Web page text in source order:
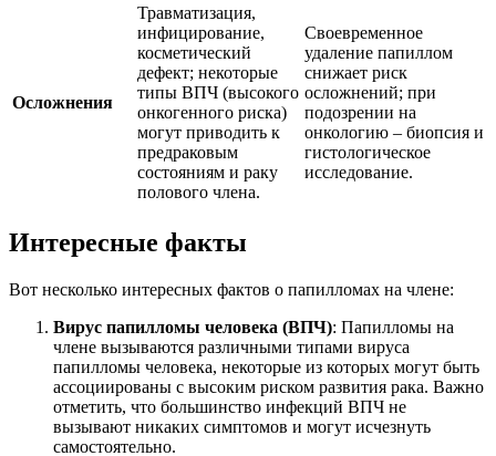
Осложнения
Травматизация,
инфицирование,
косметический
дефект; некоторые
типы ВПЧ (высокого
онкогенного риска)
могут приводить к
предраковым
состояниям и раку
полового члена.
Своевременное
удаление папиллом
снижает риск
осложнений; при
подозрении на
онкологию – биопсия и
гистологическое
исследование.
Интересные факты
Вот несколько интересных фактов о папилломах на члене:
Вирус папилломы человека (ВПЧ): Папилломы на
члене вызываются различными типами вируса
папилломы человека, некоторые из которых могут быть
ассоциированы с высоким риском развития рака. Важно
отметить, что большинство инфекций ВПЧ не
вызывают никаких симптомов и могут исчезнуть
самостоятельно.